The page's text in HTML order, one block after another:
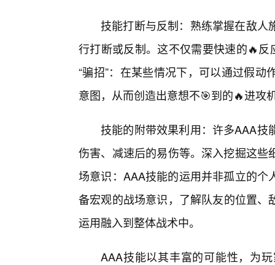
技能打断与反制：熟练掌握在敌人
行打断或反制。这不仅需要快速的🔥
“骗招”：在某些情况下，可以通过假
意图，从而创造出意想不🎯到的🔥进攻
技能的附带效果利用：许多AAA技
伤害、减速后的易伤等。深入挖掘这
场意识：AAA技能的运用并非孤立的
备宏观的战场意识，了解队友的位置
运用融入到整体战术中。
AAA技能以其丰富的可能性，为